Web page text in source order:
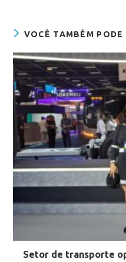
VOCÊ TAMBÉM PODE
Setor de transporte